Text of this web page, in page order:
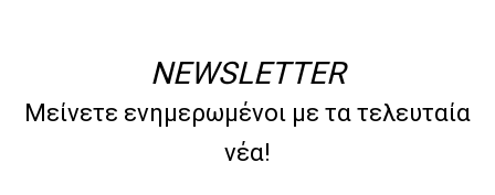
08:47
10-02-2026 Διαρκής Επιτροπή Μορφωτικών
Υποθέσεων
NEWSLETTER
Μείνετε ενημερωμένοι με τα τελευταία
νέα!